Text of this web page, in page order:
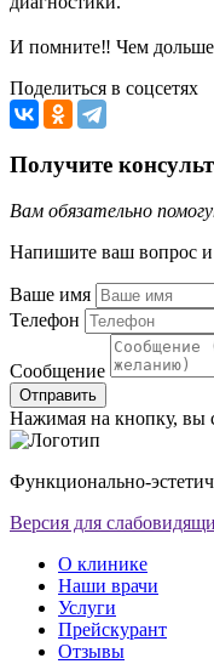
И помните‼️ Чем дольше
Поделиться в соцсетях
Получите
Вам обязательно
Напишите ваш вопрос и
Ваше имя
Телефон
Сообщение
Отправить
Нажимая на кнопку, вы
Функционально-
Версия для
О клинике
Наши врачи
Услуги
Прейскурант
Отзывы